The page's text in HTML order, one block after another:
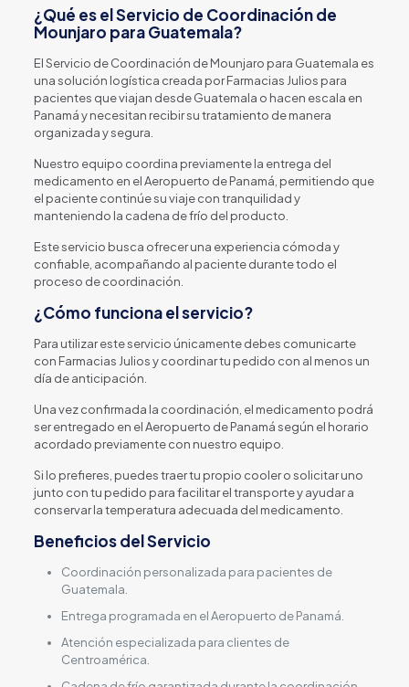
¿Qué es el Servicio de Coordinación de
Mounjaro para Guatemala?
El Servicio de Coordinación de Mounjaro para Guatemala es
una solución logística creada por Farmacias Julios para
pacientes que viajan desde Guatemala o hacen escala en
Panamá y necesitan recibir su tratamiento de manera
organizada y segura.
Nuestro equipo coordina previamente la entrega del
medicamento en el Aeropuerto de Panamá, permitiendo que
el paciente continúe su viaje con tranquilidad y
manteniendo la cadena de frío del producto.
Este servicio busca ofrecer una experiencia cómoda y
confiable, acompañando al paciente durante todo el
proceso de coordinación.
¿Cómo funciona el servicio?
Para utilizar este servicio únicamente debes comunicarte
con Farmacias Julios y coordinar tu pedido con al menos un
día de anticipación.
Una vez confirmada la coordinación, el medicamento podrá
ser entregado en el Aeropuerto de Panamá según el horario
acordado previamente con nuestro equipo.
Si lo prefieres, puedes traer tu propio cooler o solicitar uno
junto con tu pedido para facilitar el transporte y ayudar a
conservar la temperatura adecuada del medicamento.
Beneficios del Servicio
Coordinación personalizada para pacientes de
Guatemala.
Entrega programada en el Aeropuerto de Panamá.
Atención especializada para clientes de
Centroamérica.